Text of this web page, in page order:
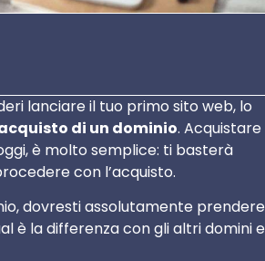
lanciare il tuo primo sito web, lo
di un dominio. Acquistare
è molto semplice: ti basterà
con l’acquisto.
dovresti assolutamente prendere
è la differenza con gli altri domini e